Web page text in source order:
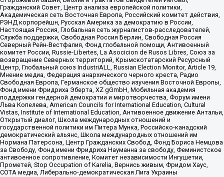
Гражданский Совет, Центр анализа европейской политики,
Академическая сеть Восточная Европа, Российский комитет действия,
РЭНД корпорейшн, Русская Америка за демократию в России,
Настоящая Россия, Глобальная сеть журналистов-расследователей,
Служба поддержки, Свободная Россия Берлин, Свободная Россия
Северный Рейн-Вестфалия, Фонд глобальной помощи, Антивоенный
комитет России, Russie-Libertes, La Asocicion de Rusos Libres, Союз за
возвращение Северных территорий, Крымскотатарский Ресурсный
Центр, Глобальный союз IndustriALL, Russian Election Monitor, Article 19,
Мнение медиа, Федерация анархического черного креста, Радио
Свободная Европа, Германское общество изучения Восточной Европы,
Фонд имени Фридриха Эберта, XZ gGmbH, Мобильная академия
поддержки гендерной демократии и миротворчества, Форум имени
Льва Копелева, American Councils for International Education, Cultural
Vistas, Institute of International Education, Антивоенное движение Антальи,
Открытый диалог, Школа международных отношений и
государственной политики им Питера Мунка, Российско-канадский
демократический альянс, Школа международных отношений им
Нормана Патерсона, Центр Гражданских Свобод, Фонд Бориса Немцова
за Свободу, Фонд имени Фридриха Науманна за свободу, Феминистское
антивоенное сопротивление, Комитет независимости Ингушетии,
Прометей, Stop Occupation of Karelia, Вернись живым, Фридом Хаус,
СОТА медиа, Либерально-демократическая Лига Украины